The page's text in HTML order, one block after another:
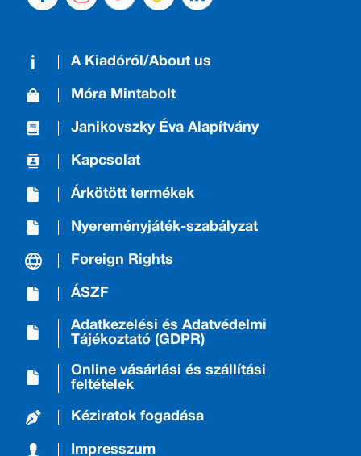
A Kiadóról/About us
Móra Mintabolt
Janikovszky Éva Alapítvány
Kapcsolat
Árkötött termékek
Nyereményjáték-szabályzat
Foreign Rights
ÁSZF
Adatkezelési és Adatvédelmi
Tájékoztató (GDPR)
Online vásárlási és szállítási
feltételek
Kéziratok fogadása
Impresszum